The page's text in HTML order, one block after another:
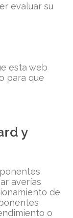
evaluar su
esta web
para que
y
averías
de
o